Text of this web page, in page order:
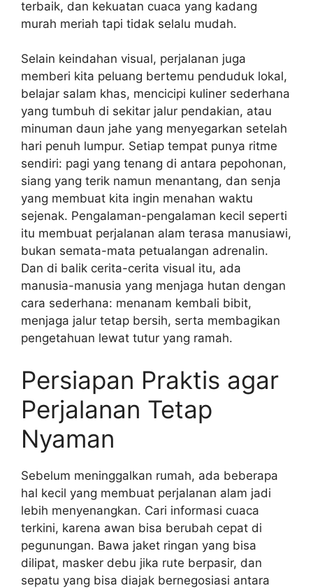
terbaik, dan kekuatan cuaca yang kadang
murah meriah tapi tidak selalu mudah.
Selain keindahan visual, perjalanan juga
memberi kita peluang bertemu penduduk lokal,
belajar salam khas, mencicipi kuliner sederhana
yang tumbuh di sekitar jalur pendakian, atau
minuman daun jahe yang menyegarkan setelah
hari penuh lumpur. Setiap tempat punya ritme
sendiri: pagi yang tenang di antara pepohonan,
siang yang terik namun menantang, dan senja
yang membuat kita ingin menahan waktu
sejenak. Pengalaman-pengalaman kecil seperti
itu membuat perjalanan alam terasa manusiawi,
bukan semata-mata petualangan adrenalin.
Dan di balik cerita-cerita visual itu, ada
manusia-manusia yang menjaga hutan dengan
cara sederhana: menanam kembali bibit,
menjaga jalur tetap bersih, serta membagikan
pengetahuan lewat tutur yang ramah.
Persiapan Praktis agar
Perjalanan Tetap
Nyaman
Sebelum meninggalkan rumah, ada beberapa
hal kecil yang membuat perjalanan alam jadi
lebih menyenangkan. Cari informasi cuaca
terkini, karena awan bisa berubah cepat di
pegunungan. Bawa jaket ringan yang bisa
dilipat, masker debu jika rute berpasir, dan
sepatu yang bisa diajak bernegosiasi antara